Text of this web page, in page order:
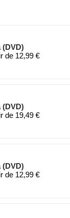
(DVD)
de 12,99 €
(DVD)
de 19,49 €
(DVD)
de 12,99 €